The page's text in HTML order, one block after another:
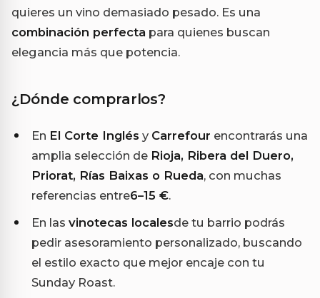
quieres un vino demasiado pesado. Es una
combinación perfecta para quienes buscan
elegancia más que potencia.
¿Dónde comprarlos?
En El Corte Inglés y Carrefour encontrarás una
amplia selección de Rioja, Ribera del Duero,
Priorat, Rías Baixas o Rueda, con muchas
referencias entre6–15 €.
En las vinotecas localesde tu barrio podrás
pedir asesoramiento personalizado, buscando
el estilo exacto que mejor encaje con tu
Sunday Roast.